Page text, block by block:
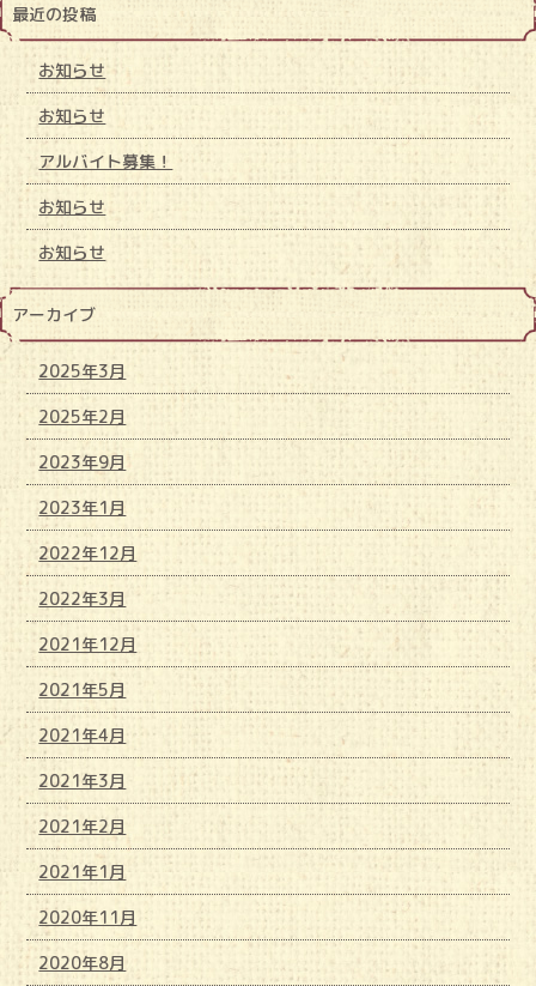
最近の投稿
お知らせ
お知らせ
アルバイト募集！
お知らせ
お知らせ
アーカイブ
2025年3月
2025年2月
2023年9月
2023年1月
2022年12月
2022年3月
2021年12月
2021年5月
2021年4月
2021年3月
2021年2月
2021年1月
2020年11月
2020年8月